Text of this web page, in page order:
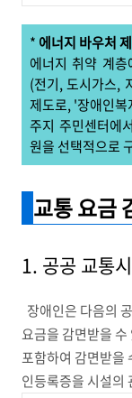
* 에너지 바우처
에너지 취약 계
(전기, 도시가스,
제도로, '장애인
주지 주민센터에
원을 선택적으로
교통 요금
1. 공공 교통
장애인은 다음의
요금을 감면받을
포함하여 감면받을
인등록증을 시설의